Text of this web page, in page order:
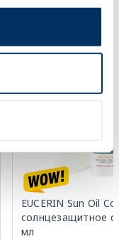
EUCERIN Sun Oil
солнцезащитное
мл